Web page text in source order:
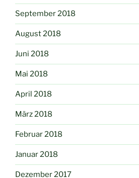
September 2018
August 2018
Juni 2018
Mai 2018
April 2018
März 2018
Februar 2018
Januar 2018
Dezember 2017